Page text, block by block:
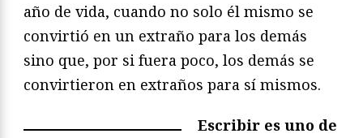
año de vida, cuando no solo él mismo se
convirtió en un extraño para los demás
sino que, por si fuera poco, los demás se
convirtieron en extraños para sí mismos.
Escribir es uno de